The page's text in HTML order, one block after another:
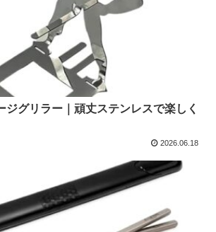
ジグリラー｜頑丈ステンレスで楽しく
2026.06.18